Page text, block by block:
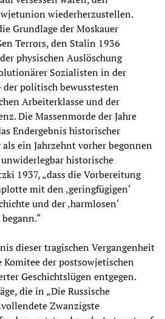
wiederherzustellen.
Grundlage der Moskauer
Terrors, den Stalin 1936
physischen Auslöschung
Sozialisten in der
politisch bewusstesten
Arbeiterklasse und der
Die Massenmorde der Jahre
Endergebnis historischer
ein Jahrzehnt vorher begonnen
historische
1937, „dass die Vorbereitung
mit den ‚geringfügigen‘
und der ‚harmlosen‘
dieser tragischen Vergangenheit
der postsowjetischen
Geschichtslügen entgegen.
die in „Die Russische
Zwanzigste